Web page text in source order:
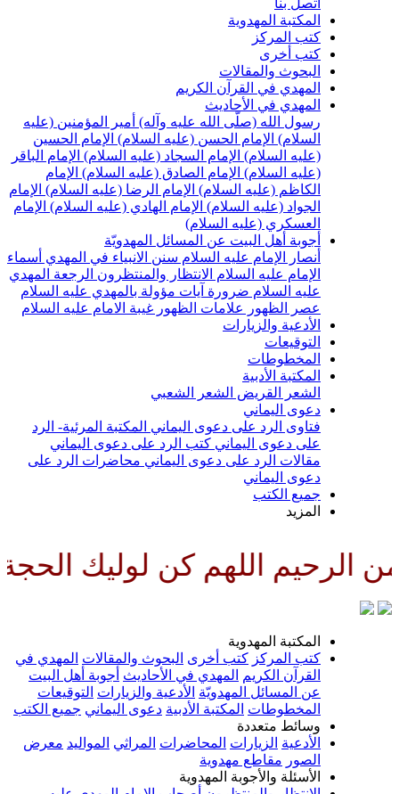
المهدوية
والمقالات
في القرآن الكريم
في الأحاديث
الله (صلّى الله عليه وآله) أمير المؤمنين (عليه
الإمام الحسن (عليه السلام) الإمام الحسين
الإمام السجاد (عليه السلام) الإمام الباقر
الإمام الصادق (عليه السلام) الإمام
(عليه السلام) الإمام الرضا (عليه السلام) الإمام
(عليه السلام) الإمام الهادي (عليه السلام) الإمام
(عليه السلام)
أهل البيت عن المسائل المهدويّة
الإمام عليه السلامسنن الانبياء في المهديأسماء
عليه السلامالانتظار والمنتظرونالرجعةالمهدي
السلام ضرورة آيات مؤولة بالمهدي عليه السلام
علامات الظهورغيبة الامام عليه السلام
والزيارات
الأدبية
الشعر الشعبي
اليماني
الرد على دعوى اليماني المكتبة المرئية- الرد
دعوى اليماني كتب الرد على دعوى اليماني
الرد على دعوى اليماني محاضرات الرد على
كن لوليك الحجة بن
المهدوية
كتب أخرى البحوث والمقالات المهدي في
المهدي في الأحاديث أجوبة أهل البيت
المسائل المهدويّة الأدعية والزيارات التوقيعات
المكتبة الأدبية دعوى اليماني جميع الكتب
متعددة
الزيارات المحاضرات المراثي المواليد معرض
مقاطع مهدوية
والأجوبة المهدوية